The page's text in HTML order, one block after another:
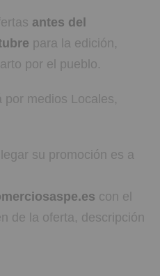
antes del
para la edición,
por el pueblo.
por medios Locales,
su promoción es a
con el
de la oferta, descripción